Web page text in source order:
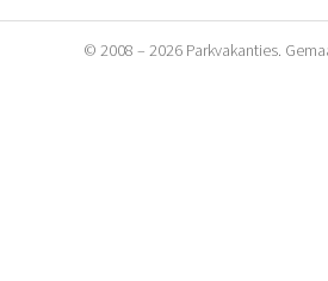
© 2008 – 2026 Parkvakanties.